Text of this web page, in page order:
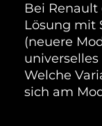
Bei
Lösung mit
(neuere
Welche
sich am